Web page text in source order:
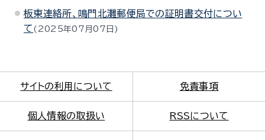
板東連絡所、鳴門北灘郵便局での証明書交付につい
て
2025年07月07日
サイトの利用について 免責事項
個人情報の取扱い RSSについて